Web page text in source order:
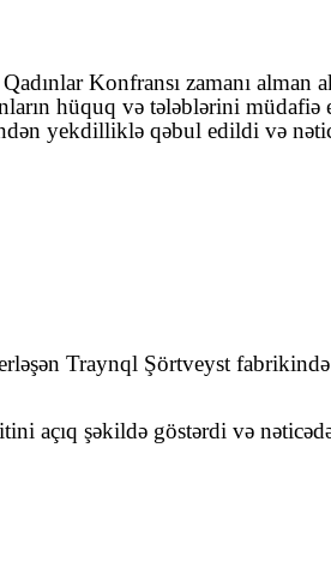
Konfransı zamanı
hüquq və tələblərini
yekdilliklə qəbul edildi və
Traynql Şörtveyst
açıq şəkildə göstərdi və